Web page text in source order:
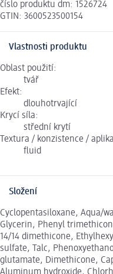
číslo produktu dm: 1526724
GTIN: 3600523500154
Vlastnosti produktu
Oblast použití:
tvář
Efekt:
dlouhotrvající
Krycí síla:
střední krytí
Textura / konzistence /
fluid
Složení
Cyclopentasiloxane, Aqua/
Glycerin, Phenyl
14/14 dimethicone,
sulfate, Talc,
glutamate, Dimethicone,